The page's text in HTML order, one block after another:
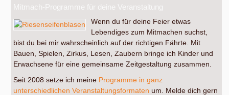
Mitmach-Programme für deine Veranstaltung
Wenn du für deine Feier etwas
Lebendiges zum Mitmachen suchst,
bist du bei mir wahrscheinlich auf der richtigen Fährte. Mit
Bauen, Spielen, Zirkus, Lesen, Zaubern bringe ich Kinder und
Erwachsene für eine gemeinsame Zeitgestaltung zusammen.
Seit 2008 setze ich meine Programme in ganz
unterschiedlichen Veranstaltungsformaten um. Melde dich gern